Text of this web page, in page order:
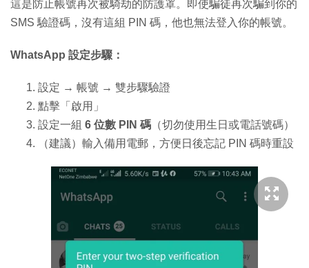
這是防止帳號再次被騎劫的防護罩。即使騙徒再次騙到你的
SMS 驗證碼，沒有這組 PIN 碼，他也無法登入你的帳號。
WhatsApp 設定步驟：
設定 → 帳號 → 雙步驟驗證
點擊「啟用」
設定一組 6 位數 PIN 碼 （切勿使用生日或電話號碼）
（建議）輸入備用電郵，方便日後忘記 PIN 碼時重設